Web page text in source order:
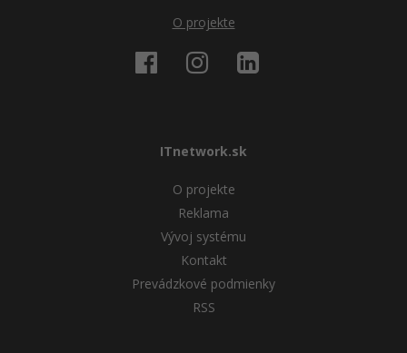
O projekte
ITnetwork.sk
O projekte
Reklama
Vývoj systému
Kontakt
Prevádzkové podmienky
RSS